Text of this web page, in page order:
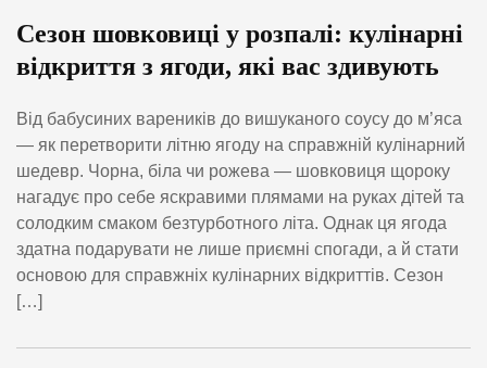
Сезон шовковиці у розпалі: кулінарні
відкриття з ягоди, які вас здивують
Від бабусиних вареників до вишуканого соусу до м’яса
— як перетворити літню ягоду на справжній кулінарний
шедевр. Чорна, біла чи рожева — шовковиця щороку
нагадує про себе яскравими плямами на руках дітей та
солодким смаком безтурботного літа. Однак ця ягода
здатна подарувати не лише приємні спогади, а й стати
основою для справжніх кулінарних відкриттів. Сезон
[…]